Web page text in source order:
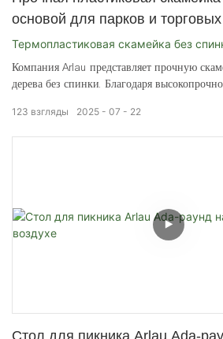
основой для парков и
Термопластиковая скамейка без
Компания Arlau представляет прочную
дерева без спинки. Благодаря
скамейка без спинки идеально подходит
центров и террас.
2025 07 22
123 взгляды
Стол для пикника Arlau Ada-